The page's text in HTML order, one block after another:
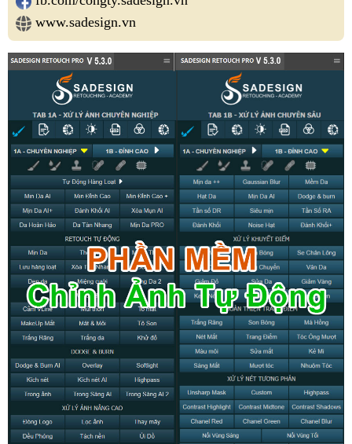
www.sadesign.vn